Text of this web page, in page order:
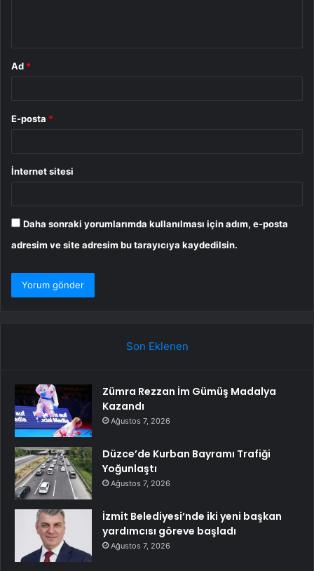
Ad *
E-posta *
İnternet sitesi
Daha sonraki yorumlarımda kullanılması için adım, e-posta
adresim ve site adresim bu tarayıcıya kaydedilsin.
Son Eklenen
Zümra Rezzan İm Gümüş Madalya
Kazandı
Ağustos 7, 2026
Düzce’de Kurban Bayramı Trafiği
Yoğunlaştı
Ağustos 7, 2026
İzmit Belediyesi’nde iki yeni başkan
yardımcısı göreve başladı
Ağustos 7, 2026